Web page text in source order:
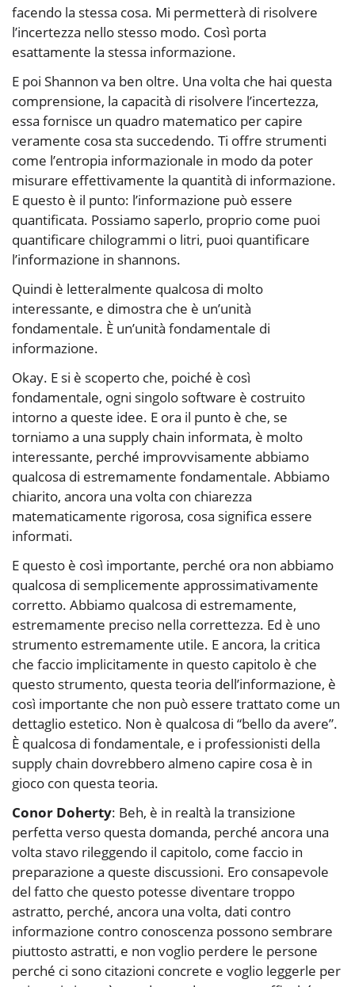
facendo la stessa cosa. Mi permetterà di risolvere
l’incertezza nello stesso modo. Così porta
esattamente la stessa informazione.
E poi Shannon va ben oltre. Una volta che hai questa
comprensione, la capacità di risolvere l’incertezza,
essa fornisce un quadro matematico per capire
veramente cosa sta succedendo. Ti offre strumenti
come l’entropia informazionale in modo da poter
misurare effettivamente la quantità di informazione.
E questo è il punto: l’informazione può essere
quantificata. Possiamo saperlo, proprio come puoi
quantificare chilogrammi o litri, puoi quantificare
l’informazione in shannons.
Quindi è letteralmente qualcosa di molto
interessante, e dimostra che è un’unità
fondamentale. È un’unità fondamentale di
informazione.
Okay. E si è scoperto che, poiché è così
fondamentale, ogni singolo software è costruito
intorno a queste idee. E ora il punto è che, se
torniamo a una supply chain informata, è molto
interessante, perché improvvisamente abbiamo
qualcosa di estremamente fondamentale. Abbiamo
chiarito, ancora una volta con chiarezza
matematicamente rigorosa, cosa significa essere
informati.
E questo è così importante, perché ora non abbiamo
qualcosa di semplicemente approssimativamente
corretto. Abbiamo qualcosa di estremamente,
estremamente preciso nella correttezza. Ed è uno
strumento estremamente utile. E ancora, la critica
che faccio implicitamente in questo capitolo è che
questo strumento, questa teoria dell’informazione, è
così importante che non può essere trattato come un
dettaglio estetico. Non è qualcosa di “bello da avere”.
È qualcosa di fondamentale, e i professionisti della
supply chain dovrebbero almeno capire cosa è in
gioco con questa teoria.
Conor Doherty: Beh, è in realtà la transizione
perfetta verso questa domanda, perché ancora una
volta stavo rileggendo il capitolo, come faccio in
preparazione a queste discussioni. Ero consapevole
del fatto che questo potesse diventare troppo
astratto, perché, ancora una volta, dati contro
informazione contro conoscenza possono sembrare
piuttosto astratti, e non voglio perdere le persone
perché ci sono citazioni concrete e voglio leggerle per